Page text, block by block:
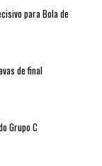
para Bola de
de final
Grupo C